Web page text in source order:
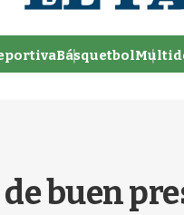
Básquetbol
buen